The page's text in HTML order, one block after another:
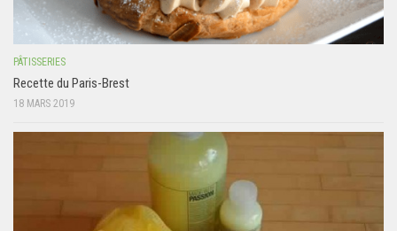
PÂTISSERIES
Recette du Paris-Brest
18 MARS 2019